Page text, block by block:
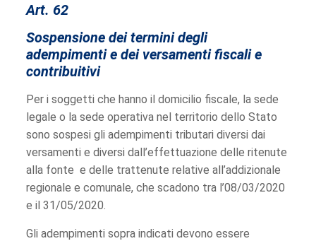
Art. 62
Sospensione dei termini degli
adempimenti e dei versamenti fiscali e
contribuitivi
Per i soggetti che hanno il domicilio fiscale, la sede
legale o la sede operativa nel territorio dello Stato
sono sospesi gli adempimenti tributari diversi dai
versamenti e diversi dall’effettuazione delle ritenute
alla fonte e delle trattenute relative all’addizionale
regionale e comunale, che scadono tra l’08/03/2020
e il 31/05/2020.
Gli adempimenti sopra indicati devono essere